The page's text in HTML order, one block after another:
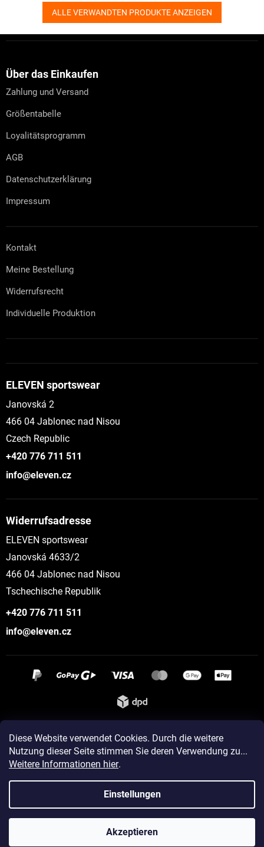
Diese Website verwendet Cookies. Durch die weitere
Nutzung dieser Seite stimmen Sie deren Verwendung zu...
Weitere Informationen hier.
Einstellungen
Akzeptieren
ALLE VERWANDTEN PRODUKTE ANZEIGEN
Über das Einkaufen
Zahlung und Versand
Größentabelle
Loyalitätsprogramm
AGB
Datenschutzerklärung
Impressum
Kontakt
Meine Bestellung
Widerrufsrecht
Individuelle Produktion
ELEVEN sportswear
Janovská 2
466 04 Jablonec nad Nisou
Czech Republic
+420 776 711 511
info@eleven.cz
Widerrufsadresse
ELEVEN sportswear
Janovská 4633/2
466 04 Jablonec nad Nisou
Tschechische Republik
+420 776 711 511
info@eleven.cz
Instagram
Erstellt von Shoptet
Copyright 2026ELEVEN sportswear. Alle Rechte vorbehalten.
Cookie-Einstellungen ändern